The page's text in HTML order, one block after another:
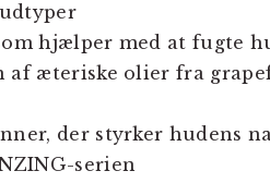
hjælper med at fugte
af æteriske olier fra
der styrker hudens
serien